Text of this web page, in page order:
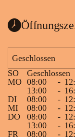
Geschlossen
SO
Geschlossen
MO 08:00 -
13:00
-
DI
08:00 -
MI
08:00 -
DO
08:00 -
13:00
-
FR
08:00 -